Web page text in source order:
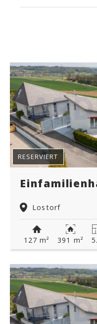
Lostorf
RESERVIERT
127 m² 391 m²